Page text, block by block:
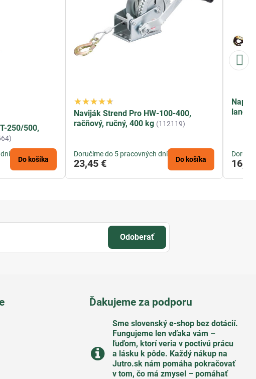
250/500,
Do košíka
Naviják Strend Pro HW-100-400,
račňový, ručný, 400 kg (112119)
Doručíme do 5 pracovných dní
23,45 € Do košíka
lano 1
Odoberať
Ďakujeme za podporu
Sme slovenský e-shop bez dotácií​.
Fungujeme len vďaka vám –
ľuďom, ktorí veria v poctivú prácu
a lásku k pôde​. Každý nákup na
Jutro​.sk nám pomáha pokračovať
v tom, čo má zmysel – pomáhať